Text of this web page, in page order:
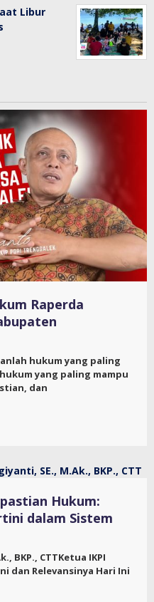
Libur
Raperda
hukum yang paling
yang paling mampu
dan
Hukum:
dalam Sistem
BKP., CTTKetua IKPI
dan Relevansinya Hari Ini